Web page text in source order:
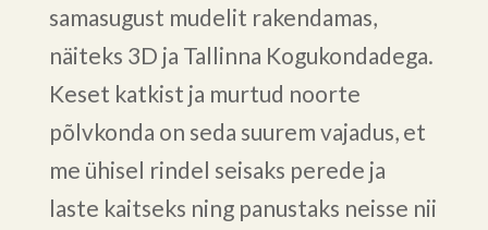
samasugust mudelit rakendamas,
näiteks 3D ja Tallinna Kogukondadega.
Keset katkist ja murtud noorte
põlvkonda on seda suurem vajadus, et
me ühisel rindel seisaks perede ja
laste kaitseks ning panustaks neisse nii